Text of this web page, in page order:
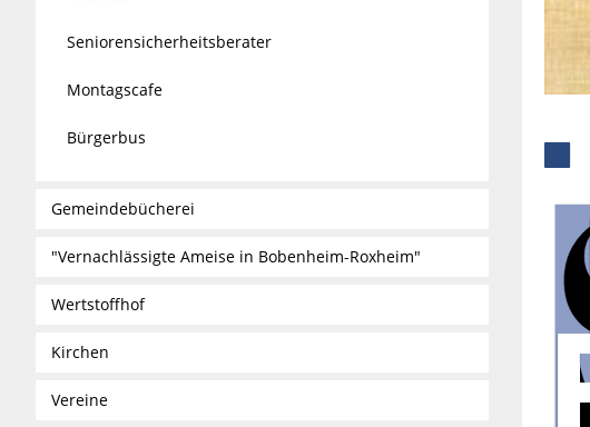
Seniorensicherheitsberater
Montagscafe
Bürgerbus
Gemeindebücherei
"Vernachlässigte Ameise in Bobenheim-Roxheim"
Wertstoffhof
Kirchen
Vereine